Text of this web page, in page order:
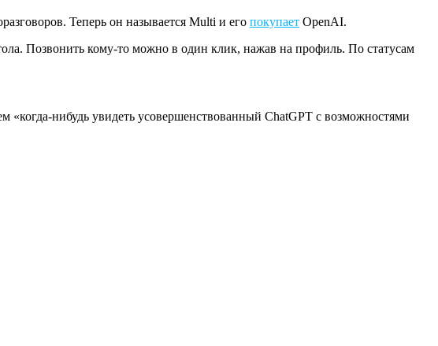
Теперь он называется Multi и его покупает OpenAI.
Позвонить кому-то можно в один клик, нажав на профиль. По статусам
«когда-нибудь увидеть усовершенствованный ChatGPT с возможностями